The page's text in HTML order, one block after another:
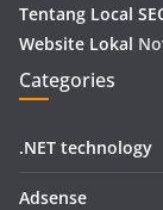
Tentang Local
Website Lokal
Categories
.NET technology
Adsense